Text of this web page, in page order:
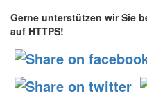
Gerne unterstützen wir Sie
auf HTTPS!